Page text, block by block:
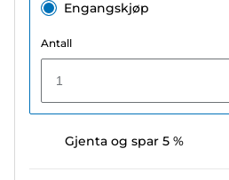
Engangskjøp
Antall
1
Gjenta og spar 5 %